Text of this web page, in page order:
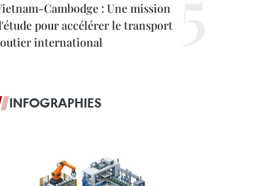
Cambodge : Une mission
pour accélérer le transport
international
INFOGRAPHIES